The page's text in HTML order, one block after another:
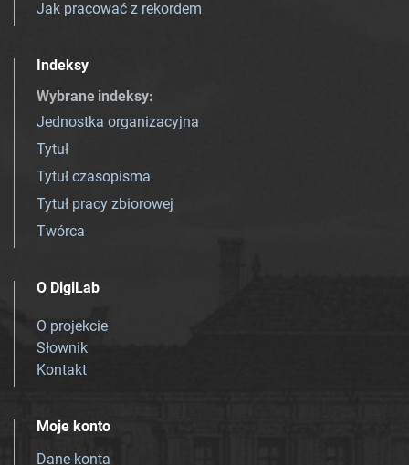
Jak pracować z rekordem
Indeksy
Wybrane indeksy:
Jednostka organizacyjna
Tytuł
Tytuł czasopisma
Tytuł pracy zbiorowej
Twórca
O DigiLab
O projekcie
Słownik
Kontakt
Moje konto
Dane konta